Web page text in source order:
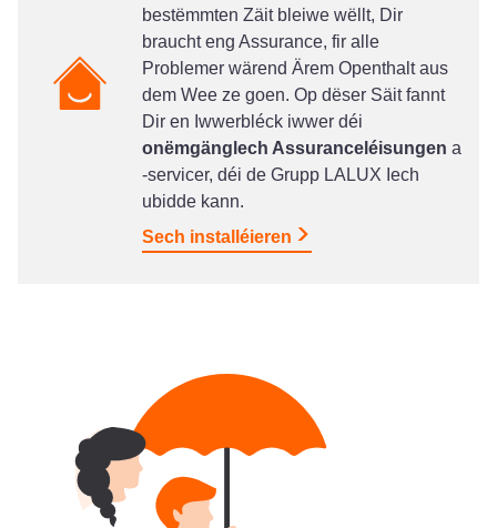
bestëmmten Zäit bleiwe wëllt, Dir
braucht eng Assurance, fir alle
Problemer wärend Ärem Openthalt aus
dem Wee ze goen. Op dëser Säit fannt
Dir en Iwwerbléck iwwer déi
onëmgänglech Assuranceléisungen a
-servicer, déi de Grupp LALUX Iech
ubidde kann.
Sech installéieren